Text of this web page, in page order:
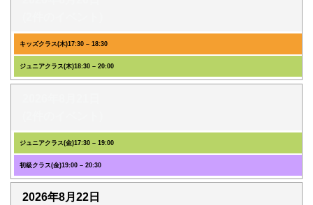
キッズクラス(木)17:30 – 18:30
ジュニアクラス(木)18:30 – 20:00
ジュニアクラス(金)17:30 – 19:00
初級クラス(金)19:00 – 20:30
2026年8月22日